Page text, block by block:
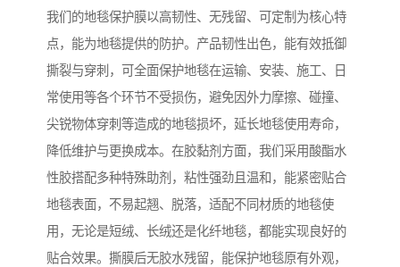
我们的地毯保护膜以高韧性、无残留、可定制为核心特
点，能为地毯提供的防护。产品韧性出色，能有效抵御
撕裂与穿刺，可全面保护地毯在运输、安装、施工、日
常使用等各个环节不受损伤，避免因外力摩擦、碰撞、
尖锐物体穿刺等造成的地毯损坏，延长地毯使用寿命，
降低维护与更换成本。在胶黏剂方面，我们采用酸酯水
性胶搭配多种特殊助剂，粘性强劲且温和，能紧密贴合
地毯表面，不易起翘、脱落，适配不同材质的地毯使
用，无论是短绒、长绒还是化纤地毯，都能实现良好的
贴合效果。撕膜后无胶水残留，能保护地毯原有外观，